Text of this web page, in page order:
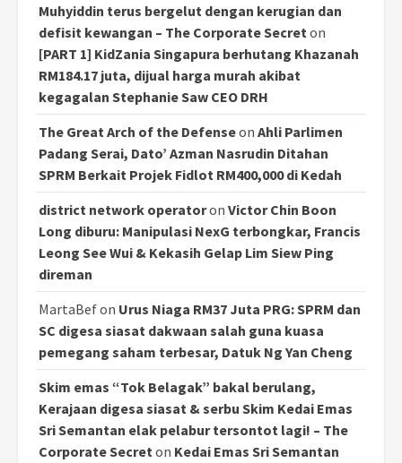
Muhyiddin terus bergelut dengan kerugian dan
defisit kewangan – The Corporate Secreton
[PART 1] KidZania Singapura berhutang Khazanah
RM184.17 juta, dijual harga murah akibat
kegagalan Stephanie Saw CEO DRH
The Great Arch of the Defenseon Ahli Parlimen
Padang Serai, Dato’ Azman Nasrudin Ditahan
SPRM Berkait Projek Fidlot RM400,000 di Kedah
district network operatoron Victor Chin Boon
Long diburu: Manipulasi NexG terbongkar, Francis
Leong See Wui & Kekasih Gelap Lim Siew Ping
direman
MartaBefon Urus Niaga RM37 Juta PRG: SPRM dan
SC digesa siasat dakwaan salah guna kuasa
pemegang saham terbesar, Datuk Ng Yan Cheng
Skim emas “Tok Belagak” bakal berulang,
Kerajaan digesa siasat & serbu Skim Kedai Emas
Sri Semantan elak pelabur tersontot lagi! – The
Corporate Secreton Kedai Emas Sri Semantan